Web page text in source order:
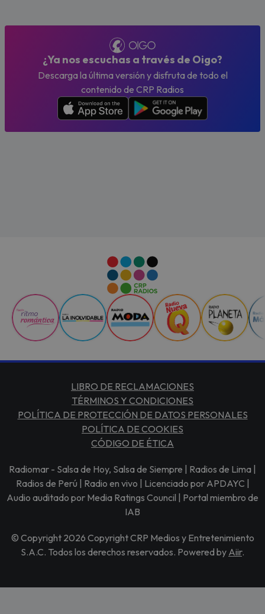
¿Ya nos escuchas a través de Oigo?
Descarga la última versión y disfruta de todo el
contenido de CRP Radios
LIBRO DE RECLAMACIONES
TÉRMINOS Y CONDICIONES
POLÍTICA DE PROTECCIÓN DE DATOS PERSONALES
POLÍTICA DE COOKIES
CÓDIGO DE ÉTICA
Radiomar - Salsa de Hoy, Salsa de Siempre | Radios de Lima |
Radios de Perú | Radio en vivo | Licenciado por APDAYC |
Audio auditado por Media Ratings Council | Portal miembro de
IAB
© Copyright 2026 Copyright CRP Medios y Entretenimiento
S.A.C. Todos los derechos reservados. Powered by Aiir.